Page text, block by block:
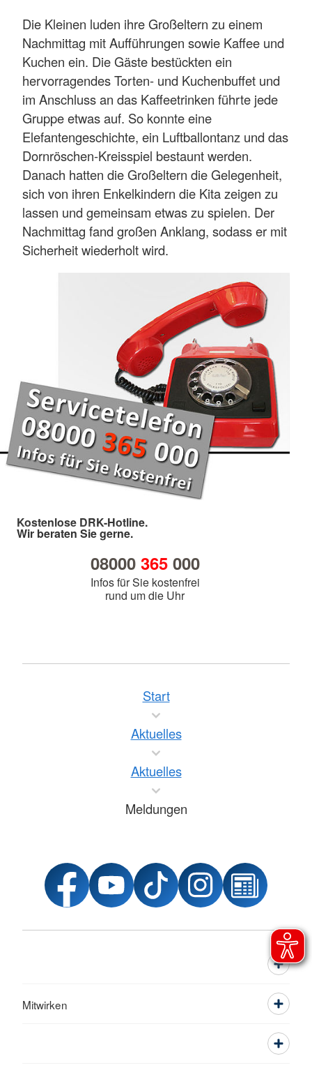
Die Kleinen luden ihre Großeltern zu einem
Nachmittag mit Aufführungen sowie Kaffee und
Kuchen ein. Die Gäste bestückten ein
hervorragendes Torten- und Kuchenbuffet und
im Anschluss an das Kaffeetrinken führte jede
Gruppe etwas auf. So konnte eine
Elefantengeschichte, ein Luftballontanz und das
Dornröschen-Kreisspiel bestaunt werden.
Danach hatten die Großeltern die Gelegenheit,
sich von ihren Enkelkindern die Kita zeigen zu
lassen und gemeinsam etwas zu spielen. Der
Nachmittag fand großen Anklang, sodass er mit
Sicherheit wiederholt wird.
Kostenlose DRK-Hotline.
Wir beraten Sie gerne.
08000 365000
Infos für Sie kostenfrei
rund um die Uhr
Start
Aktuelles
Aktuelles
Meldungen
Mitwirken